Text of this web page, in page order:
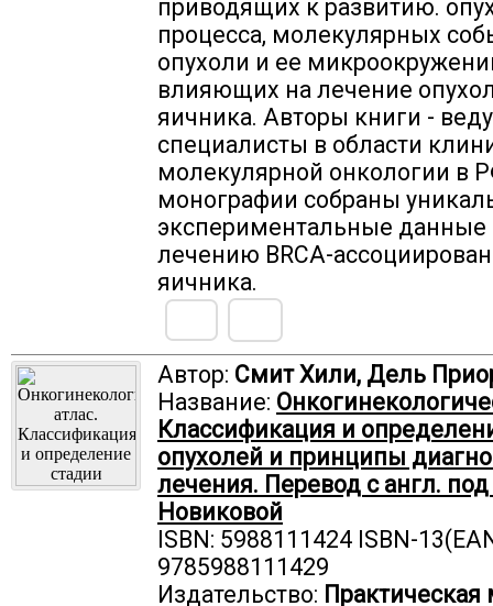
приводящих к развитию.
процесса, молекулярных
опухоли и ее
влияющих на лечение
яичника. Авторы книги -
специалисты в области
молекулярной онкологии в
монографии собраны
экспериментальные данные
лечению BRCA-
яичника.
Автор: Смит Хили, Дель
Название:
Классификация и
опухолей и принципы
лечения. Перевод с англ. под
Новиковой
ISBN: 5988111424 ISBN-
9785988111429
Издательство: